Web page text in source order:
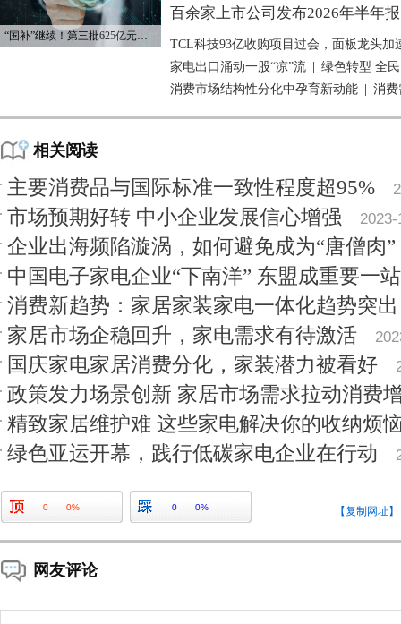
“国补”继续！第三批625亿元资金已下达
百余家上市公司发布2026年半年报
TCL科技93亿收购项目过会，面板龙头加
家电出口涌动一股“凉”流
绿色转型 全
消费市场结构性分化中孕育新动能
消费
相关阅读
主要消费品与国际标准一致性程度超95%
市场预期好转 中小企业发展信心增强
企业出海频陷漩涡，如何避免成为“唐僧肉”
中国电子家电企业“下南洋” 东盟成重要一站
消费新趋势：家居家装家电一体化趋势突出
家居市场企稳回升，家电需求有待激活
国庆家电家居消费分化，家装潜力被看好
政策发力场景创新 家居市场需求拉动消费
精致家居维护难 这些家电解决你的收纳烦
绿色亚运开幕，践行低碳家电企业在行动
0 0% 0 0% 【复制网址】
网友评论